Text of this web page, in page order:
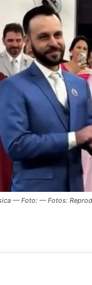
— Foto: — Fotos: